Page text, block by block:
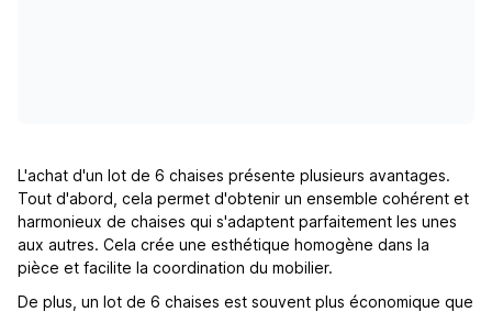
L'achat d'un lot de 6 chaises présente plusieurs avantages.
Tout d'abord, cela permet d'obtenir un ensemble cohérent et
harmonieux de chaises qui s'adaptent parfaitement les unes
aux autres. Cela crée une esthétique homogène dans la
pièce et facilite la coordination du mobilier.
De plus, un lot de 6 chaises est souvent plus économique que